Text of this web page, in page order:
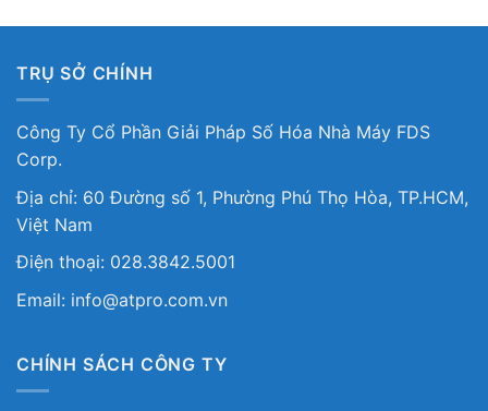
TRỤ SỞ CHÍNH
Công Ty Cổ Phần Giải Pháp Số Hóa Nhà Máy FDS
Corp.
Địa chỉ: 60 Đường số 1, Phường Phú Thọ Hòa, TP.HCM,
Việt Nam
Điện thoại: 028.3842.5001
Email: info@atpro.com.vn
CHÍNH SÁCH CÔNG TY